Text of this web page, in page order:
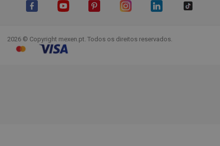
2026 © Copyright mexen.pt. Todos os direitos reservados.